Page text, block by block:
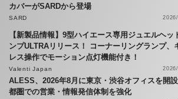
カバーがSARDから登場
SARD
【新製品情報】9型ハイエース専用ジュエルヘッ
ンプULTRAリリース！ コーナーリングランプ、
レス操作でモーション点灯機能付き！
Valenti Japan
ALESS、2026年8月に東京・渋谷オフィスを開
都圏での営業・情報発信体制を強化